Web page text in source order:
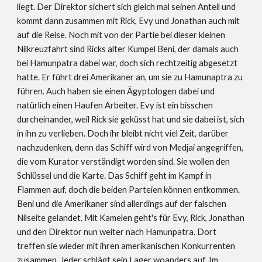
liegt. Der Direktor sichert sich gleich mal seinen Anteil und
kommt dann zusammen mit Rick, Evy und Jonathan auch mit
auf die Reise. Noch mit von der Partie bei dieser kleinen
Nilkreuzfahrt sind Ricks alter Kumpel Beni, der damals auch
bei Hamunpatra dabei war, doch sich rechtzeitig abgesetzt
hatte. Er führt drei Amerikaner an, um sie zu Hamunaptra zu
führen. Auch haben sie einen Ägyptologen dabei und
natürlich einen Haufen Arbeiter. Evy ist ein bisschen
durcheinander, weil Rick sie geküsst hat und sie dabei ist, sich
in ihn zu verlieben. Doch ihr bleibt nicht viel Zeit, darüber
nachzudenken, denn das Schiff wird von Medjai angegriffen,
die vom Kurator verständigt worden sind. Sie wollen den
Schlüssel und die Karte. Das Schiff geht im Kampf in
Flammen auf, doch die beiden Parteien können entkommen.
Beni und die Amerikaner sind allerdings auf der falschen
Nilseite gelandet. Mit Kamelen geht's für Evy, Rick, Jonathan
und den Direktor nun weiter nach Hamunpatra. Dort
treffen sie wieder mit ihren amerikanischen Konkurrenten
zusammen. Jeder schlägt sein Lager woanders auf. Im